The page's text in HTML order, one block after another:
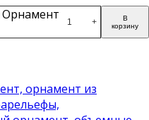
Орнамент
+
В
корзину